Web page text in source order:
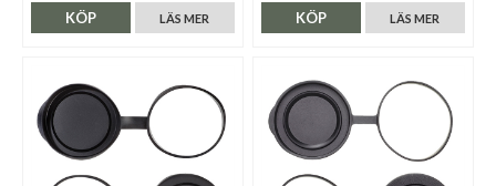
LÄS MER
KÖP LÄS MER
KÖP